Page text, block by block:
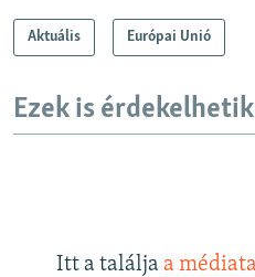
Aktuális Európai Unió
Ezek is
Itt a találja a